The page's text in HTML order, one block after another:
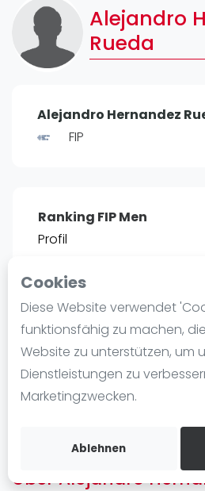
Cookies
Diese Website verwendet
funktionsfähig zu machen,
Website zu unterstützen, um
Dienstleistungen zu
Marketingzwecken.
Ablehnen
Verschiedenes
Veranstaltungen
Playtomic
Frauen
FIP Männer
Blog
Die Geschichte von Padel
Regeln und Punktzählung
Padel Schläge
Video
Alejandro
Rueda
Alejandro Hernandez
FIP
Ranking FIP Men
Profil
POSITIE
#2466 0
Bist duAlejandro
Kostenloses
Über Alejandro